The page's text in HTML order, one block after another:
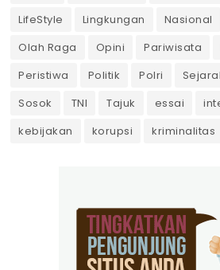
LifeStyle
Lingkungan Nasional
Olah Raga
Opini Pariwisata
Peristiwa
Politik Polri
Sosok
TNI Tajuk essai
kebijakan
korupsi kriminalitas